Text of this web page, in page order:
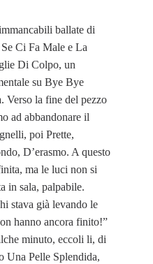
ballate di
Ci Fa Male e La
Di Colpo, un
su Bye Bye
Verso la fine del pezzo
ad abbandonare il
poi Prette,
D’erasmo. A questo
ma le luci non si
in sala, palpabile.
stava già levando le
hanno ancora finito!”
minuto, eccoli li, di
Una Pelle Splendida,